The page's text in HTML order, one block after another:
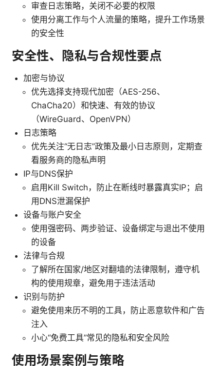
审查日志策略，关闭不必要的权限
使用分离工作与个人流量的策略，提升工作场景
的安全性
安全性、隐私与合规性要点
加密与协议
优先选择支持现代加密（AES-256、
ChaCha20）和快速、有效的协议
（WireGuard、OpenVPN）
日志策略
优先关注“无日志”政策及最小日志原则，定期查
看服务商的隐私声明
IP与DNS保护
启用Kill Switch，防止在断线时暴露真实IP；启
用DNS泄漏保护
设备与账户安全
使用强密码、两步验证、设备绑定与退出不使用
的设备
法律与合规
了解所在国家/地区对翻墙的法律限制，遵守机
构的使用规章，避免用于违法活动
识别与防护
避免使用来历不明的工具，防止恶意软件和广告
注入
小心“免费工具”常见的隐私和安全风险
使用场景案例与策略